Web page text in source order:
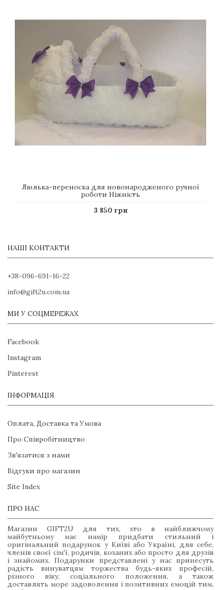
Люлька-переноска для новонародженого ручної
роботи Ніжність
3 850 грн
НАШІ КОНТАКТИ
+38-096-691-16-22
info@gift2u.com.ua
МИ У СОЦМЕРЕЖАХ
Facebook
Instagram
Pinterest
ІНФОРМАЦІЯ
Оплата, Доставка та Умова
Про Співробітництво
Зв'язатися з нами
Відгуки про магазин
Site Index
ПРО НАС
Магазин GIFT2U для тих, хто в найближчому
майбутньому має намір придбати стильний і
оригінальний подарунок у Київі або Україні, для себе,
членів своєї сім'ї, родичів, коханих або просто для друзів
і знайомих. Подарунки представлені у нас принесуть
радість винуватцям торжества будь-яких професій,
різного віку, соціального положення, а також
доставлять море задоволення і позитивних емоцій тим,